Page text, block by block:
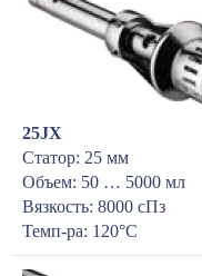
25JX
Статор: 25 мм
Объем: 50 … 5000 мл
Вязкость: 8000 сПз
Темп-ра: 120°С